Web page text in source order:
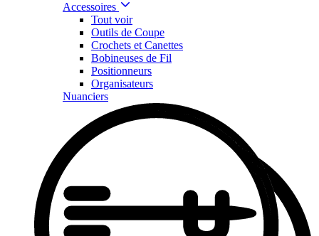
Accessoires
Tout voir
Outils de Coupe
Crochets et Canettes
Bobineuses de Fil
Positionneurs
Organisateurs
Nuanciers